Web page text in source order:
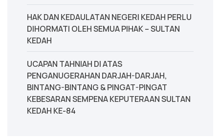
‎HAK DAN KEDAULATAN NEGERI KEDAH PERLU
DIHORMATI OLEH SEMUA PIHAK – SULTAN
KEDAH
UCAPAN TAHNIAH DI ATAS
PENGANUGERAHAN DARJAH-DARJAH,
BINTANG-BINTANG & PINGAT-PINGAT
KEBESARAN SEMPENA KEPUTERAAN SULTAN
KEDAH KE-84